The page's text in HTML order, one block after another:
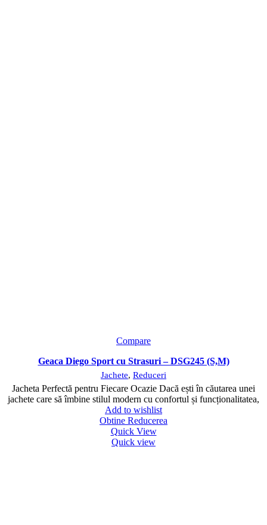
Compare
Geaca Diego Sport cu Strasuri – DSG245 (S,M)
Jachete, Reduceri
Jacheta Perfectă pentru Fiecare Ocazie Dacă ești în căutarea unei
jachete care să îmbine stilul modern cu confortul și funcționalitatea,
Add to wishlist
Obtine Reducerea
Quick View
Quick view